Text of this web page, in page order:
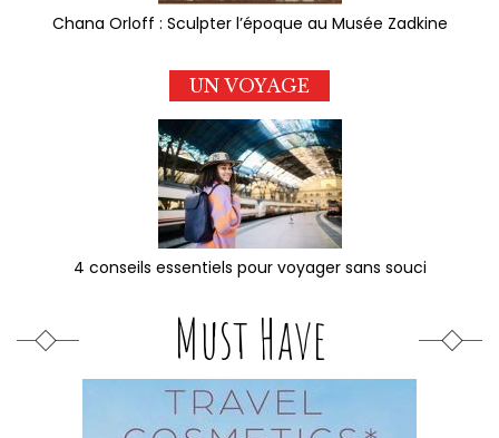
Chana Orloff : Sculpter l’époque au Musée Zadkine
UN VOYAGE
4 conseils essentiels pour voyager sans souci
Must Have